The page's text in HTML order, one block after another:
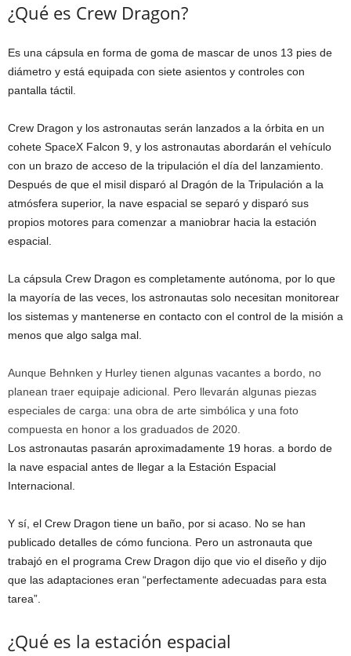
¿Qué es Crew Dragon?
Es una cápsula en forma de goma de mascar de unos 13 pies de
diámetro y está equipada con siete asientos y controles con
pantalla táctil.
Crew Dragon y los astronautas serán lanzados a la órbita en un
cohete SpaceX Falcon 9, y los astronautas abordarán el vehículo
con un brazo de acceso de la tripulación el día del lanzamiento.
Después de que el misil disparó al Dragón de la Tripulación a la
atmósfera superior, la nave espacial se separó y disparó sus
propios motores para comenzar a maniobrar hacia la estación
espacial.
La cápsula Crew Dragon es completamente autónoma, por lo que
la mayoría de las veces, los astronautas solo necesitan monitorear
los sistemas y mantenerse en contacto con el control de la misión a
menos que algo salga mal.
Aunque Behnken y Hurley tienen algunas vacantes a bordo, no
planean traer equipaje adicional. Pero llevarán algunas piezas
especiales de carga: una obra de arte simbólica y una foto
compuesta en honor a los graduados de 2020.
Los astronautas pasarán aproximadamente 19 horas. a bordo de
la nave espacial antes de llegar a la Estación Espacial
Internacional.
Y sí, el Crew Dragon tiene un baño, por si acaso. No se han
publicado detalles de cómo funciona. Pero un astronauta que
trabajó en el programa Crew Dragon dijo que vio el diseño y dijo
que las adaptaciones eran “perfectamente adecuadas para esta
tarea”.
¿Qué es la estación espacial